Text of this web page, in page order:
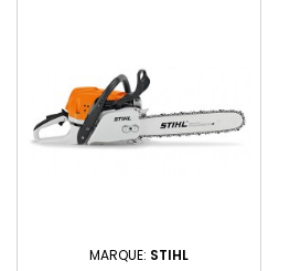
MARQUE: STIHL